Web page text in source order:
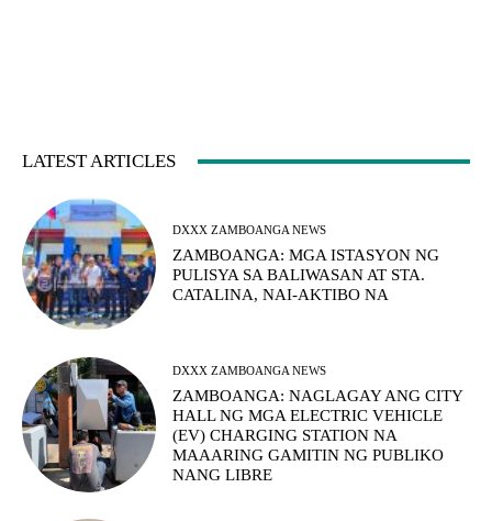
LATEST ARTICLES
DXXX ZAMBOANGA NEWS
ZAMBOANGA: MGA ISTASYON NG
PULISYA SA BALIWASAN AT STA.
CATALINA, NAI-AKTIBO NA
DXXX ZAMBOANGA NEWS
ZAMBOANGA: NAGLAGAY ANG CITY
HALL NG MGA ELECTRIC VEHICLE
(EV) CHARGING STATION NA
MAAARING GAMITIN NG PUBLIKO
NANG LIBRE